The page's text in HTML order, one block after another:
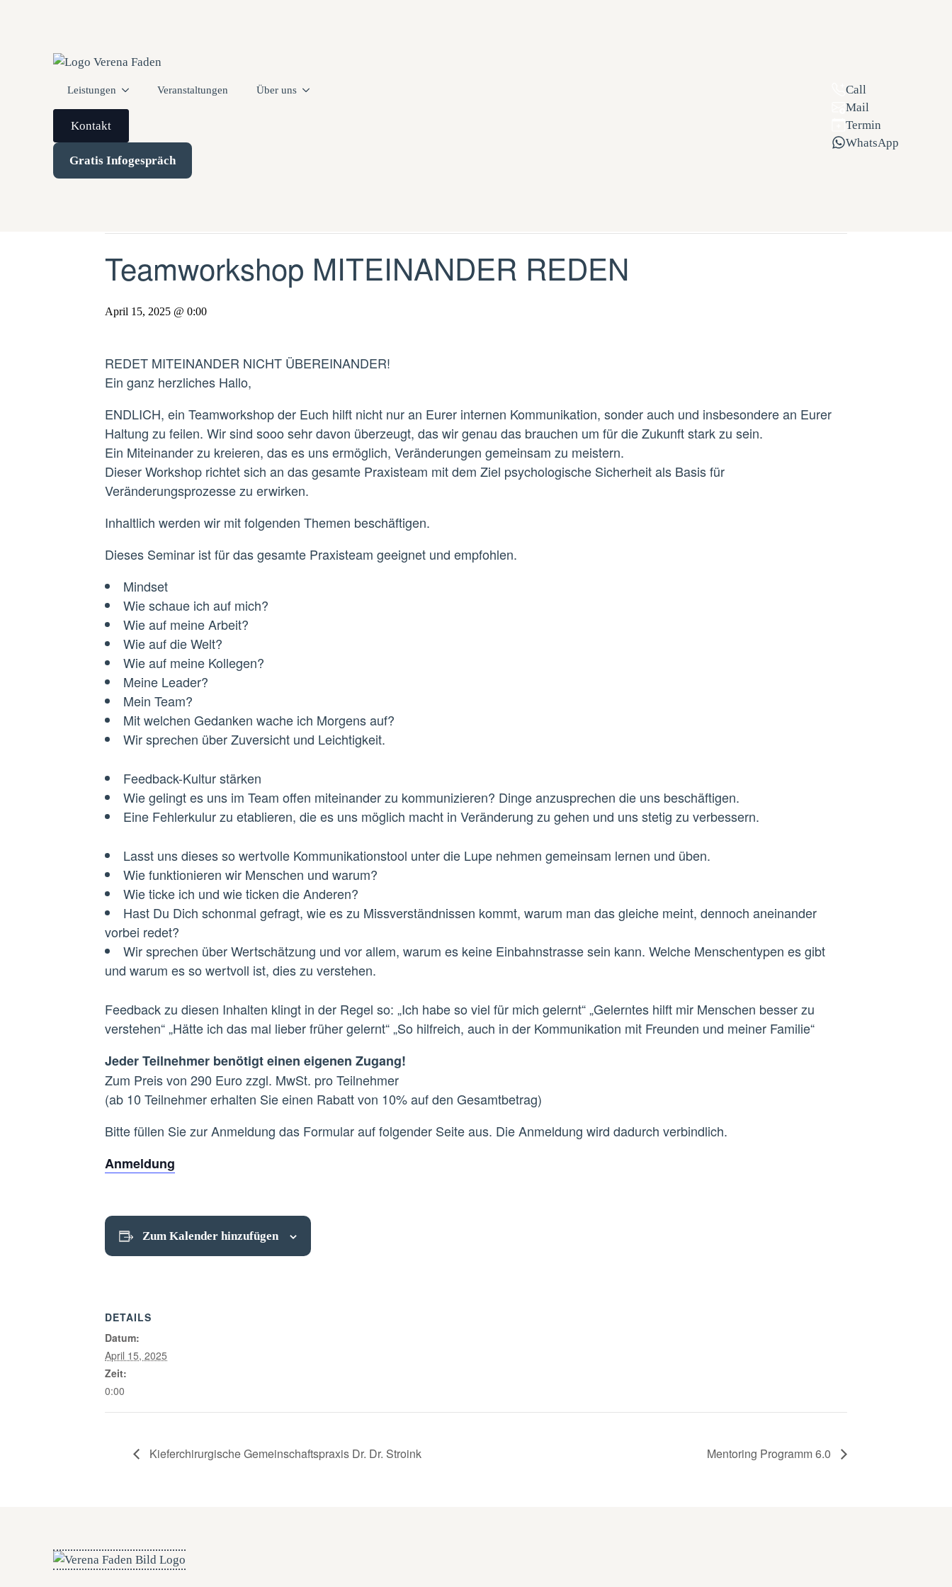
Leistungen Veranstaltungen Über uns
Kontakt
Gratis Infogespräch
Call
Mail
Termin
WhatsApp
« Alle Veranstaltungen
Teamworkshop MITEINANDER REDEN
April 15, 2025 @ 0:00
REDET MITEINANDER NICHT ÜBEREINANDER!
Ein ganz herzliches Hallo,
ENDLICH, ein Teamworkshop der Euch hilft nicht nur an Eurer internen Kommunikation, sonder auch und insbesondere an Eurer
Haltung zu feilen. Wir sind sooo sehr davon überzeugt, das wir genau das brauchen um für die Zukunft stark zu sein.
Ein Miteinander zu kreieren, das es uns ermöglich, Veränderungen gemeinsam zu meistern.
Dieser Workshop richtet sich an das gesamte Praxisteam mit dem Ziel psychologische Sicherheit als Basis für
Veränderungsprozesse zu erwirken.
Inhaltlich werden wir mit folgenden Themen beschäftigen.
Dieses Seminar ist für das gesamte Praxisteam geeignet und empfohlen.
Mindset
Wie schaue ich auf mich?
Wie auf meine Arbeit?
Wie auf die Welt?
Wie auf meine Kollegen?
Meine Leader?
Mein Team?
Mit welchen Gedanken wache ich Morgens auf?
Wir sprechen über Zuversicht und Leichtigkeit.
Feedback-Kultur stärken
Wie gelingt es uns im Team offen miteinander zu kommunizieren? Dinge anzusprechen die uns beschäftigen.
Eine Fehlerkulur zu etablieren, die es uns möglich macht in Veränderung zu gehen und uns stetig zu verbessern.
Lasst uns dieses so wertvolle Kommunikationstool unter die Lupe nehmen gemeinsam lernen und üben.
Wie funktionieren wir Menschen und warum?
Wie ticke ich und wie ticken die Anderen?
Hast Du Dich schonmal gefragt, wie es zu Missverständnissen kommt, warum man das gleiche meint, dennoch aneinander
vorbei redet?
Wir sprechen über Wertschätzung und vor allem, warum es keine Einbahnstrasse sein kann. Welche Menschentypen es gibt
und warum es so wertvoll ist, dies zu verstehen.
Feedback zu diesen Inhalten klingt in der Regel so: „Ich habe so viel für mich gelernt“ „Gelerntes hilft mir Menschen besser zu
verstehen“ „Hätte ich das mal lieber früher gelernt“ „So hilfreich, auch in der Kommunikation mit Freunden und meiner Familie“
Jeder Teilnehmer benötigt einen eigenen Zugang!
Zum Preis von 290 Euro zzgl. MwSt. pro Teilnehmer
(ab 10 Teilnehmer erhalten Sie einen Rabatt von 10% auf den Gesamtbetrag)
Bitte füllen Sie zur Anmeldung das Formular auf folgender Seite aus. Die Anmeldung wird dadurch verbindlich.
Anmeldung
Zum Kalender hinzufügen
DETAILS
Datum:
April 15, 2025
Zeit:
0:00
Kieferchirurgische Gemeinschaftspraxis Dr. Dr. Stroink Mentoring Programm 6.0